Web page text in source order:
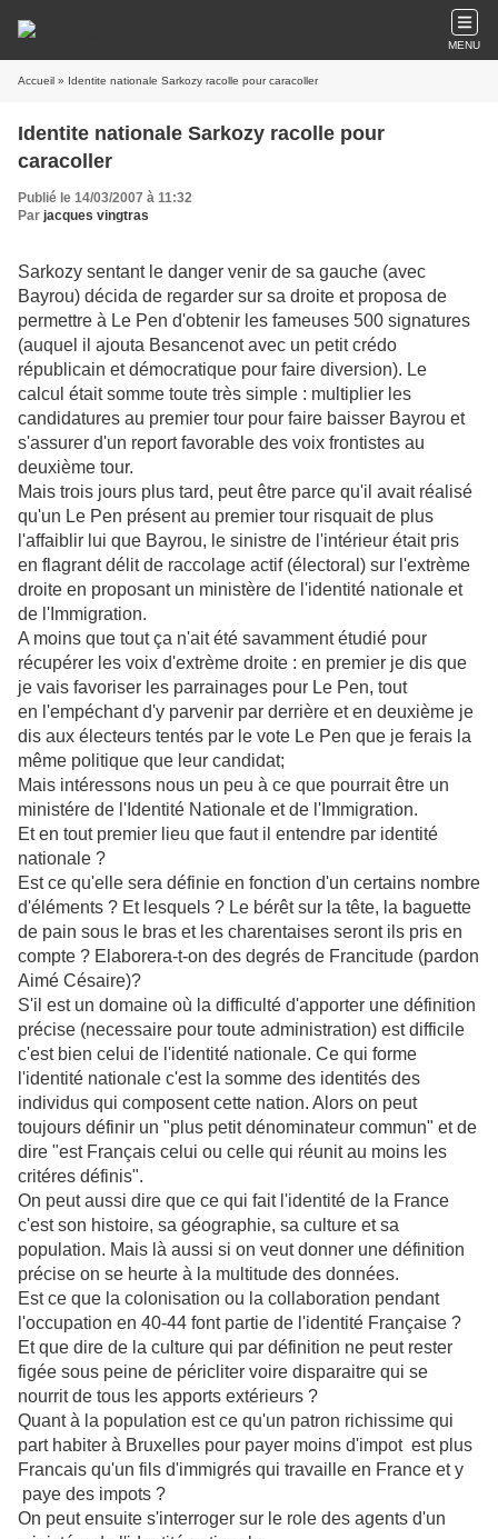
MENU
Accueil » Identite nationale Sarkozy racolle pour caracoller
Identite nationale Sarkozy racolle pour
caracoller
Publié le 14/03/2007 à 11:32
Par jacques vingtras
Sarkozy sentant le danger venir de sa gauche (avec
Bayrou) décida de regarder sur sa droite et proposa de
permettre à Le Pen d'obtenir les fameuses 500 signatures
(auquel il ajouta Besancenot avec un petit crédo
républicain et démocratique pour faire diversion). Le
calcul était somme toute très simple : multiplier les
candidatures au premier tour pour faire baisser Bayrou et
s'assurer d'un report favorable des voix frontistes au
deuxième tour.
Mais trois jours plus tard, peut être parce qu'il avait réalisé
qu'un Le Pen présent au premier tour risquait de plus
l'affaiblir lui que Bayrou, le sinistre de l'intérieur était pris
en flagrant délit de raccolage actif (électoral) sur l'extrème
droite en proposant un ministère de l'identité nationale et
de l'Immigration.
A moins que tout ça n'ait été savamment étudié pour
récupérer les voix d'extrème droite : en premier je dis que
je vais favoriser les parrainages pour Le Pen, tout
en l'empéchant d'y parvenir par derrière et en deuxième je
dis aux électeurs tentés par le vote Le Pen que je ferais la
même politique que leur candidat;
Mais intéressons nous un peu à ce que pourrait être un
ministére de l'Identité Nationale et de l'Immigration.
Et en tout premier lieu que faut il entendre par identité
nationale ?
Est ce qu'elle sera définie en fonction d'un certains nombre
d'éléments ? Et lesquels ? Le bérêt sur la tête, la baguette
de pain sous le bras et les charentaises seront ils pris en
compte ? Elaborera-t-on des degrés de Francitude (pardon
Aimé Césaire)?
S'il est un domaine où la difficulté d'apporter une définition
précise (necessaire pour toute administration) est difficile
c'est bien celui de l'identité nationale. Ce qui forme
l'identité nationale c'est la somme des identités des
individus qui composent cette nation. Alors on peut
toujours définir un "plus petit dénominateur commun" et de
dire "est Français celui ou celle qui réunit au moins les
critéres définis".
On peut aussi dire que ce qui fait l'identité de la France
c'est son histoire, sa géographie, sa culture et sa
population. Mais là aussi si on veut donner une définition
précise on se heurte à la multitude des données.
Est ce que la colonisation ou la collaboration pendant
l'occupation en 40-44 font partie de l'identité Française ?
Et que dire de la culture qui par définition ne peut rester
figée sous peine de péricliter voire disparaitre qui se
nourrit de tous les apports extérieurs ?
Quant à la population est ce qu'un patron richissime qui
part habiter à Bruxelles pour payer moins d'impot est plus
Francais qu'un fils d'immigrés qui travaille en France et y
paye des impots ?
On peut ensuite s'interroger sur le role des agents d'un